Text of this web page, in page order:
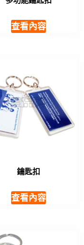
查看內容
鑰匙扣
查看內容